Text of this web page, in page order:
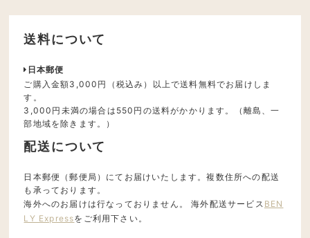
送料について
日本郵便
ご購入金額3,000円（税込み）以上で送料無料でお届けしま
す。
3,000円未満の場合は550円の送料がかかります。（離島、一
部地域を除きます。）
配送について
日本郵便（郵便局）にてお届けいたします。複数住所への配送
も承っております。
海外へのお届けは行なっておりません。 海外配送サービス BEN
LY Expressをご利用下さい。